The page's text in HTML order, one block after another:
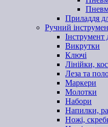
Приладдя
Ручний
Інструмент
Викрутки
Ключі
Лінійки,
Леза та
Маркери
Молотки
Набори
Напилки,
Ножі,